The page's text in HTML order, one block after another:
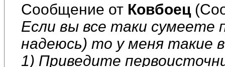
Сообщение от Ковбоец
Если вы все таки сумеете
надеюсь) то у меня такие
1) Приведите